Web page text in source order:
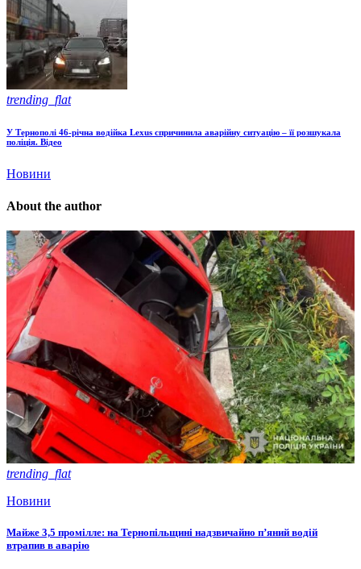
trending_flat
У Тернополі 46-річна водійка Lexus спричинила аварійну ситуацію – її розшукала
поліція. Відео
Новини
About the author
trending_flat
Новини
Майже 3,5 промілле: на Тернопільщині надзвичайно п’яний водій
втрапив в аварію